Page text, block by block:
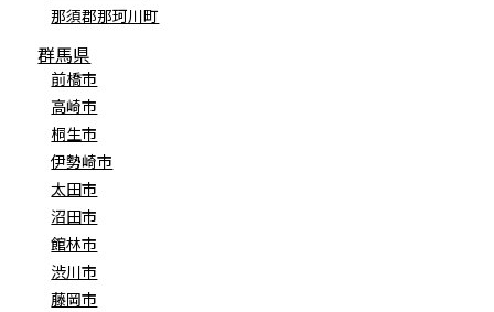
那須郡那珂川町
群馬県
前橋市
高崎市
桐生市
伊勢崎市
太田市
沼田市
館林市
渋川市
藤岡市